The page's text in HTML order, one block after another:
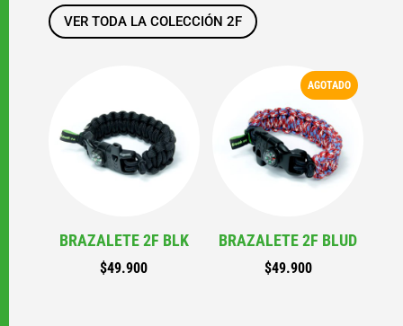
VER TODA LA COLECCIÓN 2F
BRAZALETE 2F BLK
$49.900
AGOTADO
BRAZALETE 2F BLUD
$49.900